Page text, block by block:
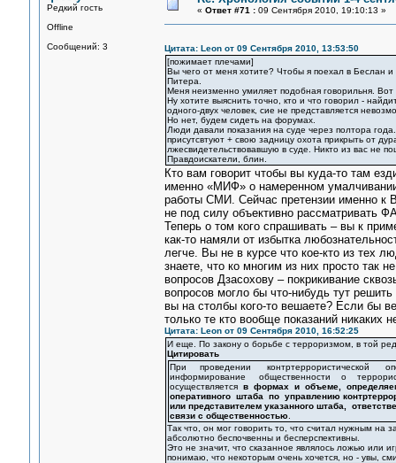
Редкий гость
Offline
Сообщений: 3
« Ответ #71 :09 Сентября 2010, 19:10:13 »
Цитата: Leon от 09 Сентября 2010, 13:53:50
[пожимает плечами]
Вы чего от меня хотите? Чтобы я поехал в Беслан
Питера.
Меня неизменно умиляет подобная говорильня.
Ну хотите выяснить точно, кто и что говорил -
одного-двух человек, сие не представляется
Но нет, будем сидеть на форумах.
Люди давали показания на суде через полтора
присутсвтуют + свою задницу охота прикрыть от
лжесвидетельствовавшую в суде. Никто из вас не
Правдоискатели, блин.
Кто вам говорит чтобы вы куда-то там
именно «МИФ» о намеренном
работы СМИ. Сейчас претензии именно к
не под силу объективно рассматривать
Теперь о том кого спрашивать – вы к
как-то намяли от избытка
легче. Вы не в курсе что кое-кто из тех
знаете, что ко многим из них просто так
вопросов Дзасохову – покрикивание
вопросов могло бы что-нибудь тут
вы на столбы кого-то вешаете? Если бы
только те кто вообще показаний
Цитата: Leon от 09 Сентября 2010, 16:52:25
И еще. По закону о борьбе с терроризмом, в той
Цитировать
При проведении контртеррористической
информирование общественности о
осуществляется в формах и объеме,
оперативного штаба по управлению
или представителем указанного штаба,
связи с общественностью.
Так что, он мог говорить то, что считал нужным на
абсолютно беспочвенны и бесперспективны.
Это не значит, что сказанное являлось ложью или
понимаю, что некоторым очень хочется, но - увы,